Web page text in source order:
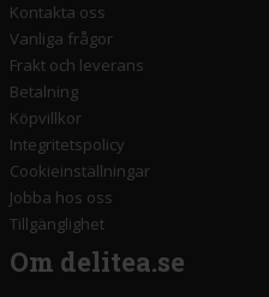
Kontakta oss
Vanliga frågor
Frakt och leverans
Betalning
Köpvillkor
Integritetspolicy
Cookieinställningar
Jobba hos oss
Tillgänglighet
Om delitea.se